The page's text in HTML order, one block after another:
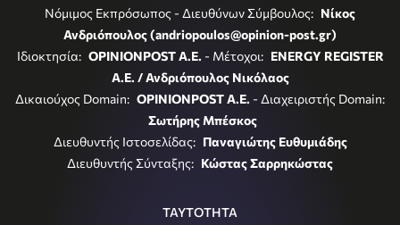
Νόμιμος Εκπρόσωπος - Διευθύνων Σύμβουλος: Νίκος
Ανδριόπουλος (andriopoulos@opinion-post.gr)
Ιδιοκτησία: OPINIONPOST A.E. - Μέτοχοι: ENERGY REGISTER
Α.Ε. / Ανδριόπουλος Νικόλαος
Δικαιούχος Domain: OPINIONPOST A.E. - Διαχειριστής Domain:
Σωτήρης Μπέσκος
Διευθυντής Ιστοσελίδας: Παναγιώτης Ευθυμιάδης
Διευθυντής Σύνταξης: Κώστας Σαρρηκώστας
ΤΑΥΤΟΤΗΤΑ